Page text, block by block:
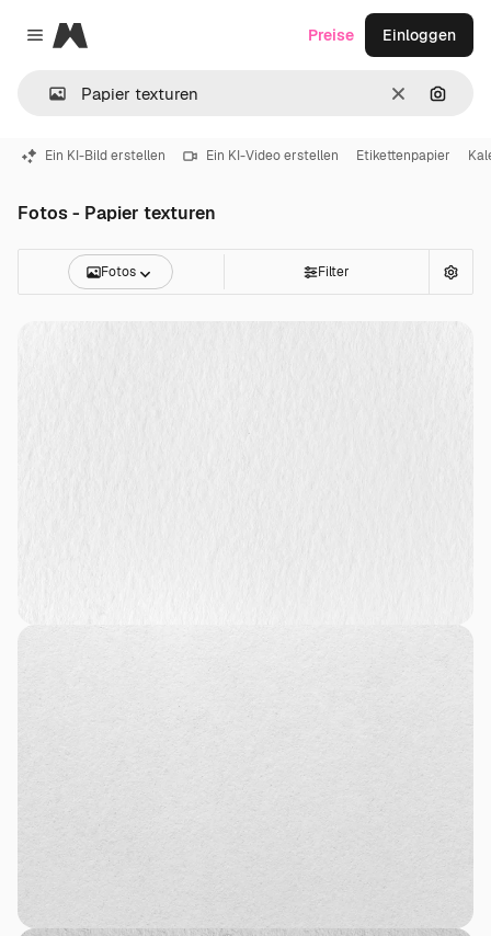
Close menu
Magnific
LöschenNach
Preise Einloggen
Ein KI-Bild erstellen Ein KI-Video erstellen Etikettenpapier
Fotos - Papier texturen
Fotos Filter